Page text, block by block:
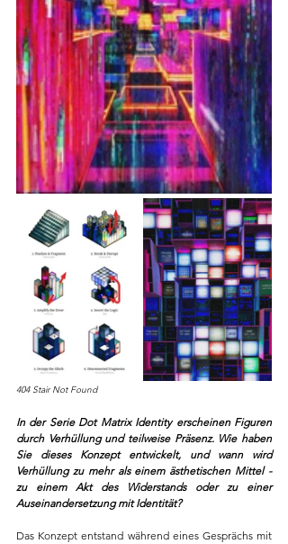
404 Stair Not Found
In der Serie Dot Matrix Identity erscheinen Figuren
durch Verhüllung und teilweise Präsenz. Wie haben
Sie dieses Konzept entwickelt, und wann wird
Verhüllung zu mehr als einem ästhetischen Mittel -
zu einem Akt des Widerstands oder zu einer
Auseinandersetzung mit Identität?
Das Konzept entstand während eines Gesprächs mit